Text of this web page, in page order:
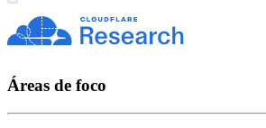
Áreas de foco